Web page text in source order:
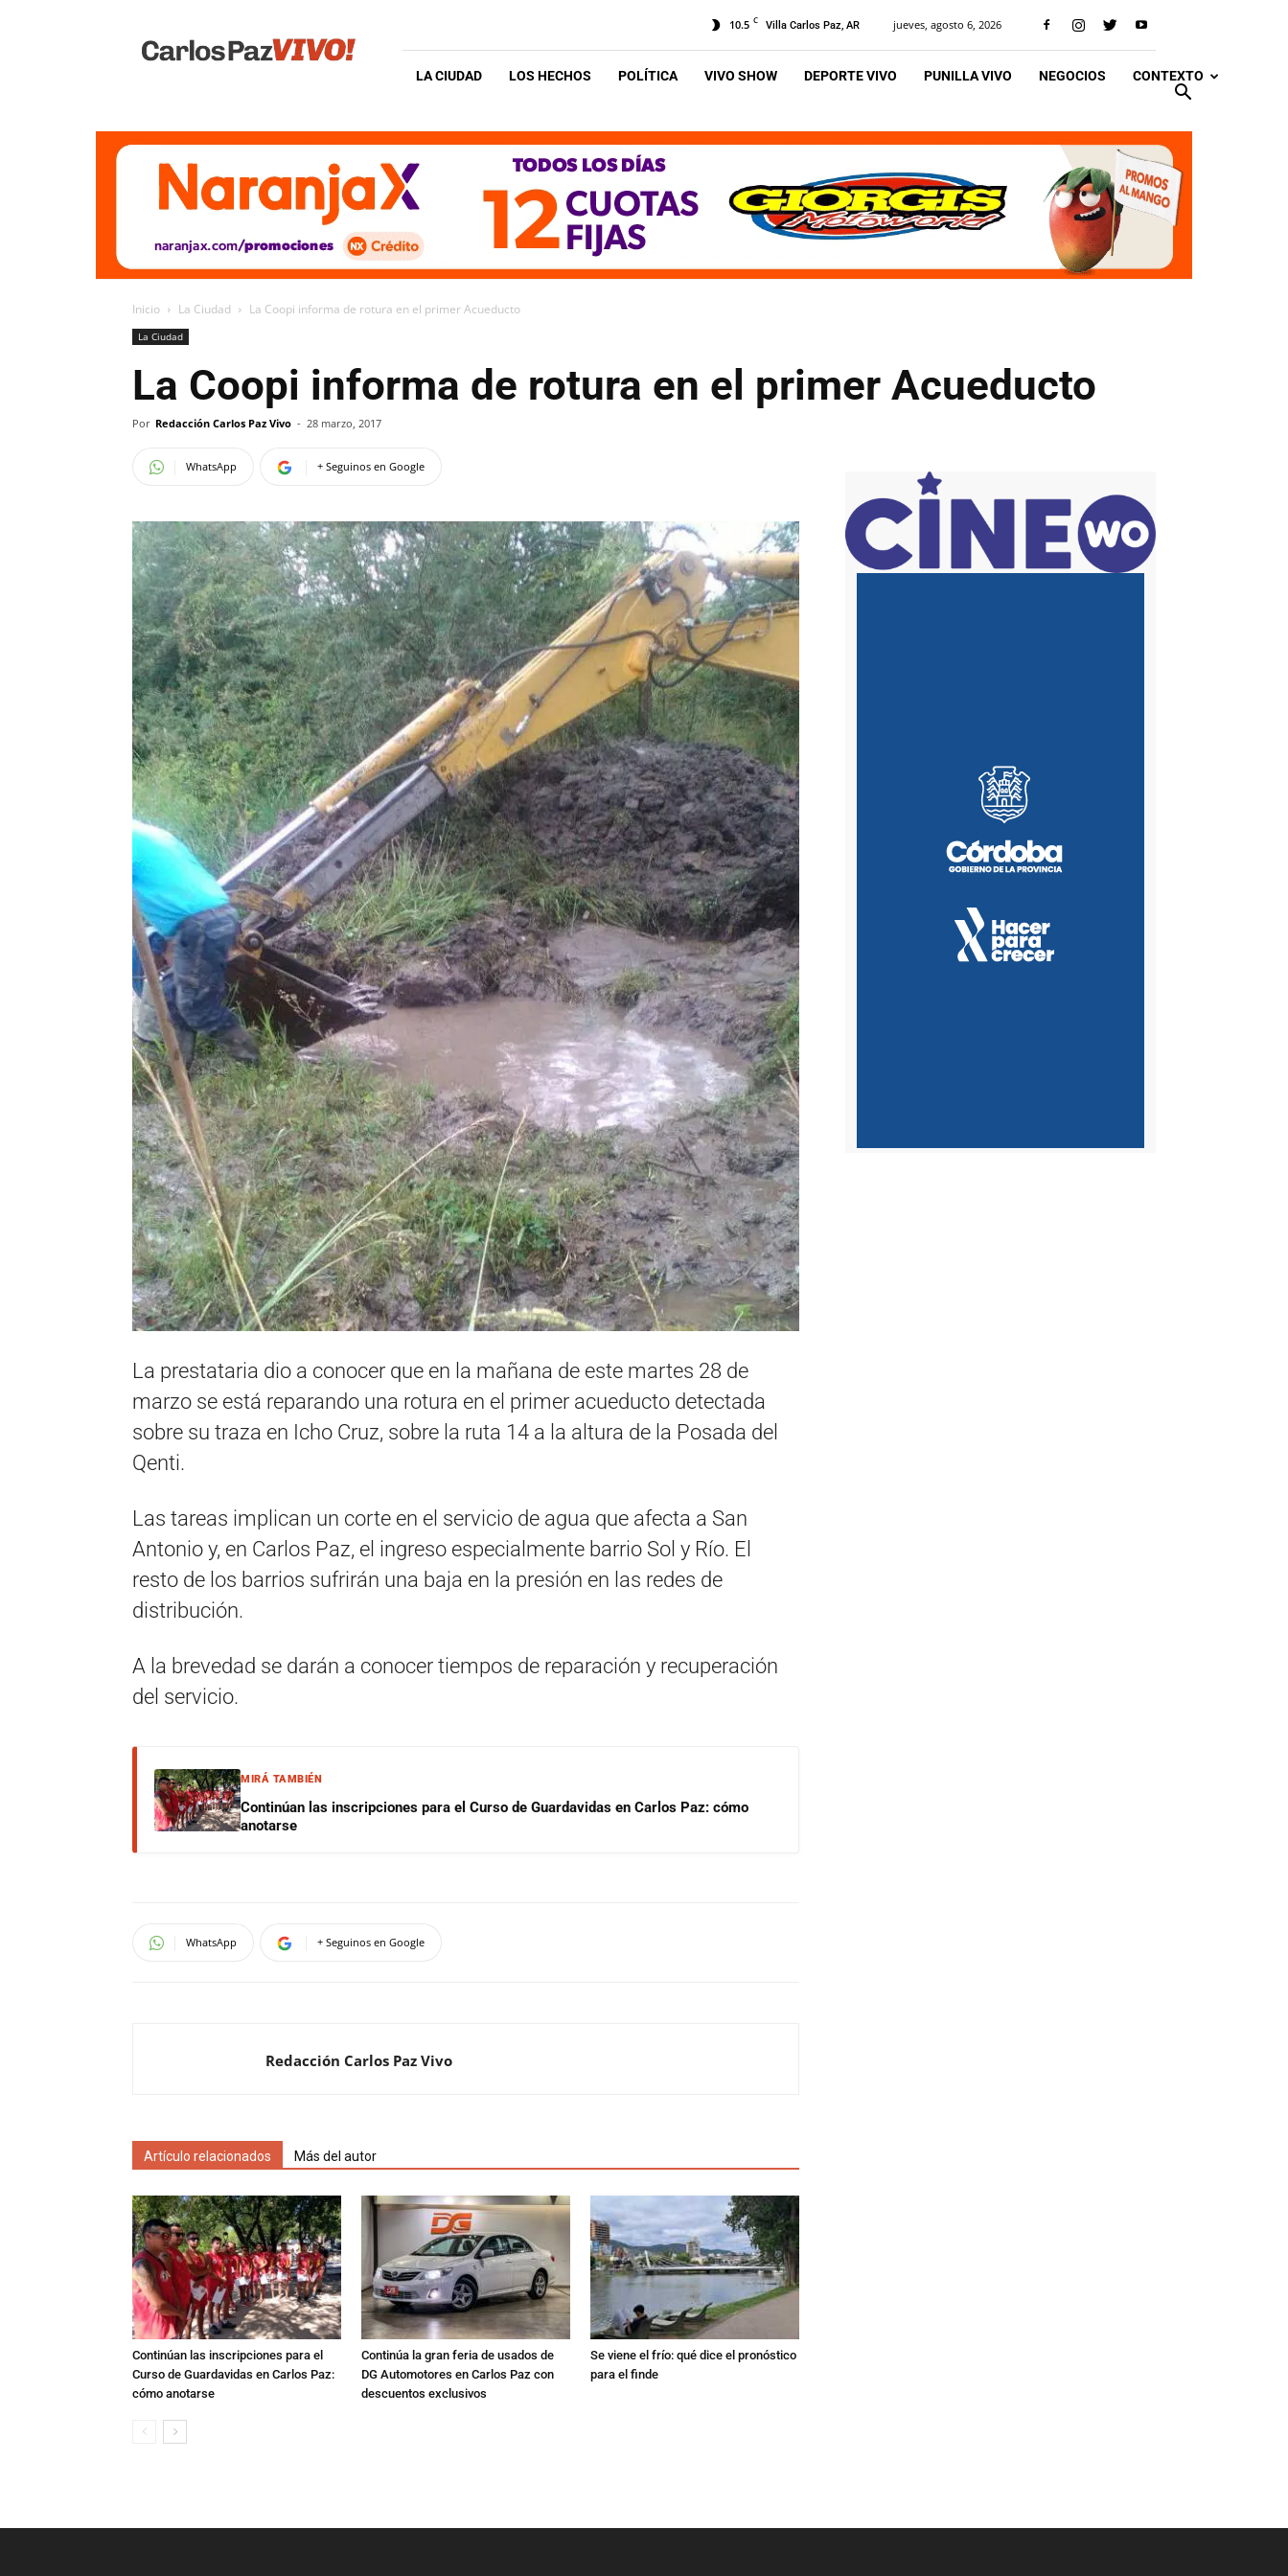
Vivo
10.5 C Villa Carlos Paz, AR jueves, agosto 6, 2026
LA CIUDAD LOS HECHOS POLÍTICA VIVO SHOW DEPORTE VIVO PUNILLA VIVO NEGOCIOS CONTEXTO
Inicio La Ciudad La Coopi informa de rotura en el primer Acueducto
La Ciudad
La Coopi informa de rotura en el primer Acueducto
Por Redacción Carlos Paz Vivo - 28 marzo, 2017
WhatsApp + Seguinos en Google
La prestataria dio a conocer que en la mañana de este martes 28 de
marzo se está reparando una rotura en el primer acueducto detectada
sobre su traza en Icho Cruz, sobre la ruta 14 a la altura de la Posada del
Qenti.
Las tareas implican un corte en el servicio de agua que afecta a San
Antonio y, en Carlos Paz, el ingreso especialmente barrio Sol y Río. El
resto de los barrios sufrirán una baja en la presión en las redes de
distribución.
A la brevedad se darán a conocer tiempos de reparación y recuperación
del servicio.
MIRÁ TAMBIÉN
Continúan las inscripciones para el Curso de Guardavidas en Carlos Paz: cómo
anotarse
WhatsApp + Seguinos en Google
Redacción Carlos Paz Vivo
Artículo relacionados Más del autor
Continúan las inscripciones para el
Curso de Guardavidas en Carlos Paz:
cómo anotarse
Continúa la gran feria de usados de
DG Automotores en Carlos Paz con
descuentos exclusivos
Se viene el frío: qué dice el pronóstico
para el finde